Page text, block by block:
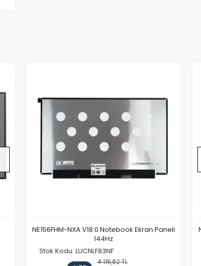
NE156FHM-NXA V18.0 Notebook Ekran Paneli
144Hz
Stok Kodu: LUCNLF83NF
4.115,62 TL